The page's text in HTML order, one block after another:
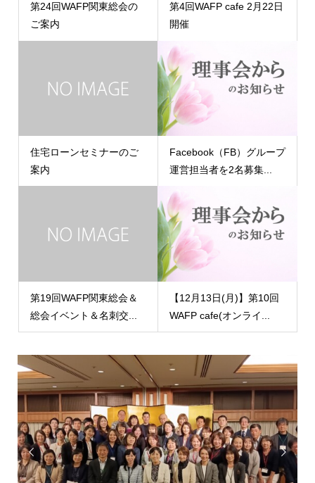
第24回WAFP関東総会の
ご案内
第4回WAFP cafe 2月22日
開催
住宅ローンセミナーのご
案内
Facebook（FB）グループ
運営担当者を2名募集...
第19回WAFP関東総会＆
総会イベント＆名刺交...
【12月13日(月)】第10回
WAFP cafe(オンライ...
 